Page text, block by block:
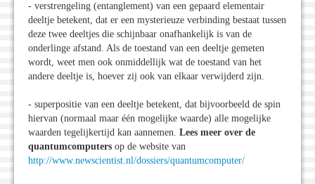
- verstrengeling (entanglement) van een gepaard elementair
deeltje betekent, dat er een mysterieuze verbinding bestaat tussen
deze twee deeltjes die schijnbaar onafhankelijk is van de
onderlinge afstand. Als de toestand van een deeltje gemeten
wordt, weet men ook onmiddellijk wat de toestand van het
andere deeltje is, hoever zij ook van elkaar verwijderd zijn.
- superpositie van een deeltje betekent, dat bijvoorbeeld de spin
hiervan (normaal maar één mogelijke waarde) alle mogelijke
waarden tegelijkertijd kan aannemen. Lees meer over de
quantumcomputers op de website van
http://www.newscientist.nl/dossiers/quantumcomputer/